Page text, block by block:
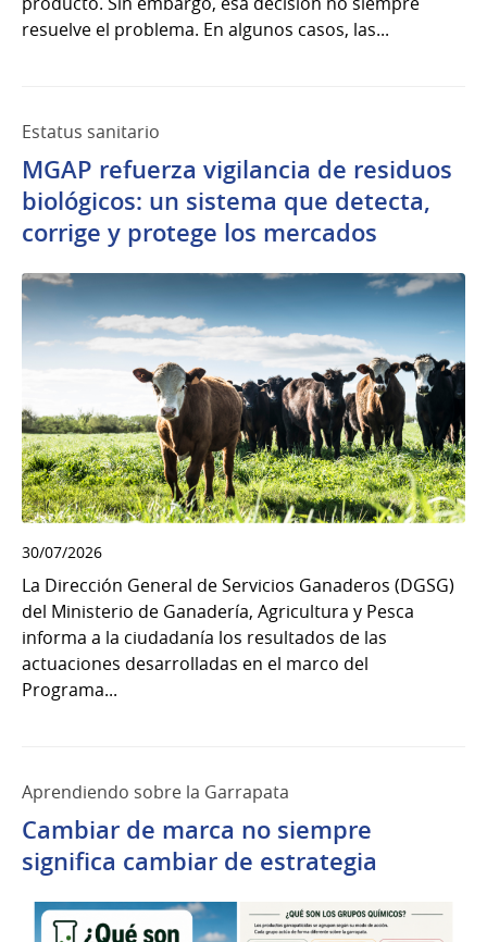
resuelve el problema. En algunos casos, las...
Estatus sanitario
MGAP refuerza vigilancia de residuos
biológicos: un sistema que detecta,
corrige y protege los mercados
30/07/2026
La Dirección General de Servicios Ganaderos (DGSG)
del Ministerio de Ganadería, Agricultura y Pesca
informa a la ciudadanía los resultados de las
actuaciones desarrolladas en el marco del
Programa...
Aprendiendo sobre la Garrapata
Cambiar de marca no siempre
significa cambiar de estrategia